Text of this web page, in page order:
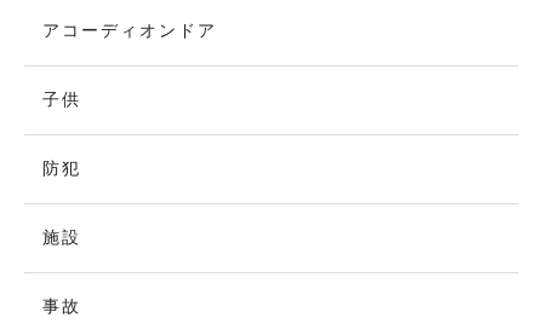
アコーディオンドア
子供
防犯
施設
事故